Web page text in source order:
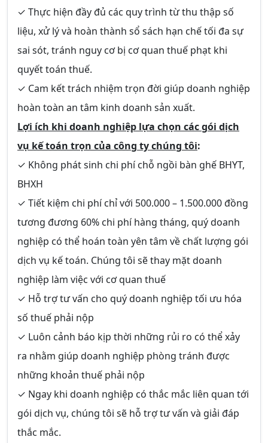
✓ Thực hiện đầy đủ các quy trình từ thu thập số
liệu, xử lý và hoàn thành sổ sách hạn chế tối đa sự
sai sót, tránh nguy cơ bị cơ quan thuế phạt khi
quyết toán thuế.
✓ Cam kết trách nhiệm trọn đời giúp doanh nghiệp
hoàn toàn an tâm kinh doanh sản xuất.
Lợi ích khi doanh nghiệp lựa chọn các gói dịch
vụ kế toán trọn của công ty chúng tôi:
✓ Không phát sinh chi phí chỗ ngồi bàn ghế BHYT,
BHXH
✓ Tiết kiệm chi phí chỉ với 500.000 – 1.500.000 đồng
tương đương 60% chi phí hàng tháng, quý doanh
nghiệp có thể hoán toàn yên tâm về chất lượng gói
dịch vụ kế toán. Chúng tôi sẽ thay mặt doanh
nghiệp làm việc với cơ quan thuế
✓ Hỗ trợ tư vấn cho quý doanh nghiệp tối ưu hóa
số thuế phải nộp
✓ Luôn cảnh báo kịp thời những rủi ro có thể xảy
ra nhằm giúp doanh nghiệp phòng tránh được
những khoản thuế phải nộp
✓ Ngay khi doanh nghiệp có thắc mắc liên quan tới
gói dịch vụ, chúng tôi sẽ hỗ trợ tư vấn và giải đáp
thắc mắc.